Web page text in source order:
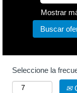
Mostrar
Seleccione la